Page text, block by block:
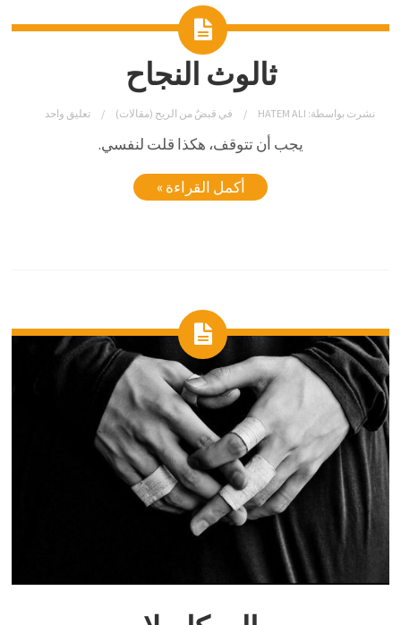
ثالوث النجاح
نشرت بواسطة: HATEM ALI في قبضٌ من الريح (مقالات) تعليق واحد
يجب أن تتوقف، هكذا قلت لنفسي.
أكمل القراءة »